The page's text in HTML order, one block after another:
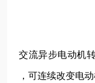
交流异步电动机
，可连续改变电